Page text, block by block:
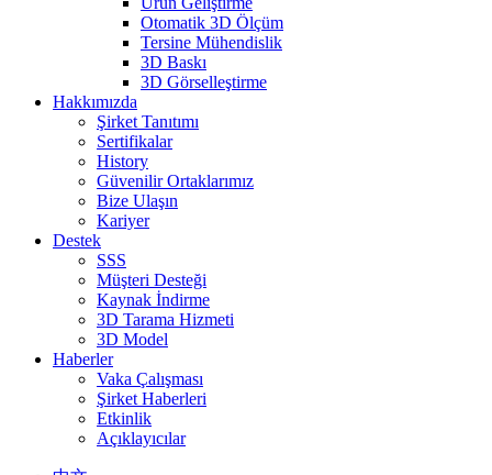
Otomatik 3D Ölçüm
Tersine Mühendislik
3D Baskı
3D Görselleştirme
Hakkımızda
Şirket Tanıtımı
Sertifikalar
History
Güvenilir Ortaklarımız
Bize Ulaşın
Kariyer
Destek
SSS
Müşteri Desteği
Kaynak İndirme
3D Tarama Hizmeti
3D Model
Haberler
Vaka Çalışması
Şirket Haberleri
Etkinlik
Açıklayıcılar